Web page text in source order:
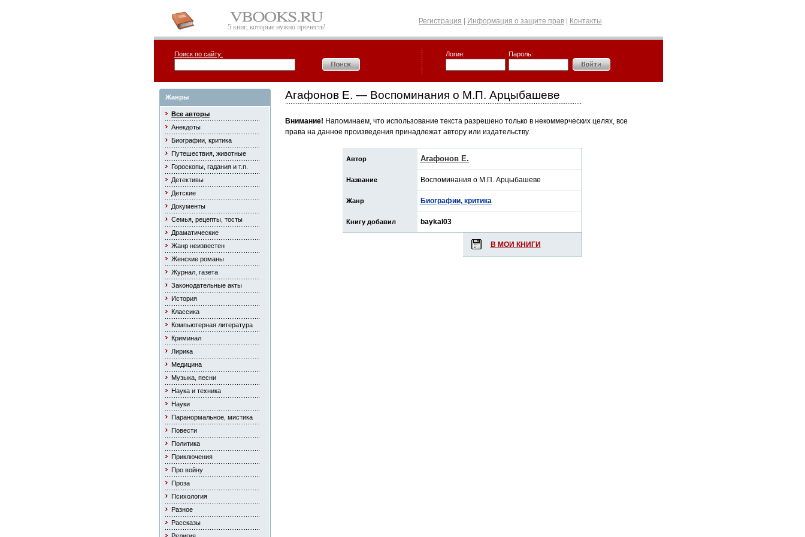
5 книг, которые нужно прочесть!
Регистрация Информация о защите прав Контакты
Поиск по сайту: Логин: Пароль:
Жанры
Все авторы
Анекдоты
Биографии, критика
Путешествия, животные
Гороскопы, гадания и т.п.
Детективы
Детские
Документы
Семья, рецепты, тосты
Драматические
Жанр неизвестен
Женские романы
Журнал, газета
Законодательные акты
История
Классика
Компьютерная литература
Криминал
Лирика
Медицина
Музыка, песни
Наука и техника
Науки
Паранормальное, мистика
Повести
Политика
Приключения
Про войну
Проза
Психология
Разное
Рассказы
Агафонов Е. — Воспоминания о М.П. Арцыбашеве
Внимание! Напоминаем, что использование текста разрешено только в некоммерческих целях, все
права на данное произведения принадлежат автору или издательству.
Автор Агафонов Е.
Название Воспоминания о М.П. Арцыбашеве
Жанр Биографии, критика
Книгу добавил baykal03
В МОИ КНИГИ